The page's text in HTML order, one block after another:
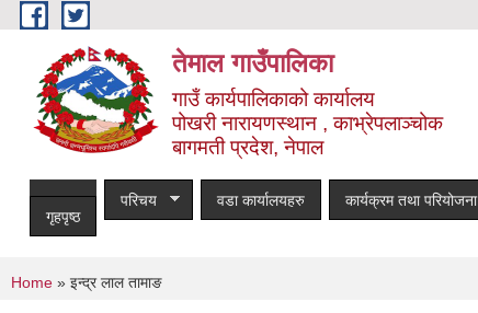
Skip to main content
तेमाल गाउँपालिका
गाउँ कार्यपालिकाको कार्यालय
पोखरी नारायणस्थान , काभ्रेपलाञ्चोक ‌‌‍‍‍‍‍‍
बागमती प्रदेश, नेपाल
गृहपृष्ठ
परिचय वडा कार्यालयहरु कार्यक्रम तथा परियोजना
You are here
Home » इन्द्र लाल तामाङ